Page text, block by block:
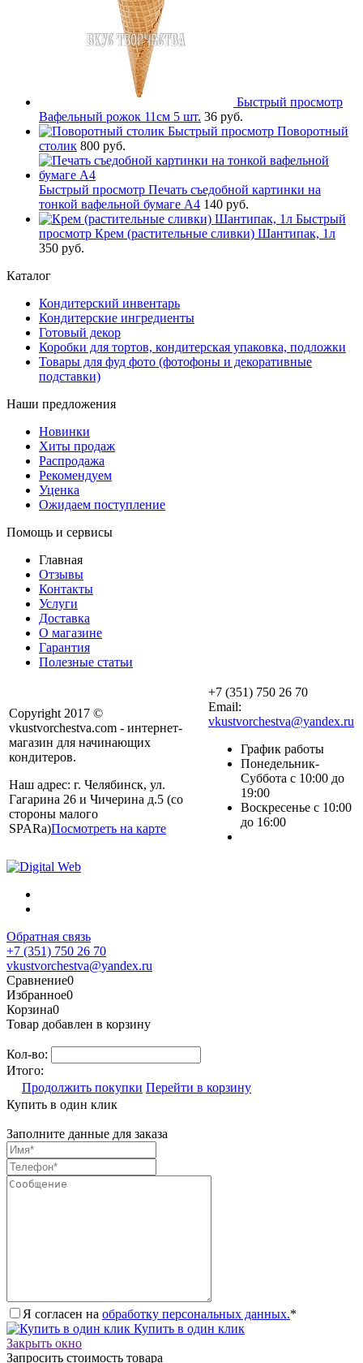
Быстрый просмотр
Вафельный рожок 11см 5 шт. 36 руб.
Быстрый просмотр Поворотный
столик 800 руб.
Быстрый просмотр Печать съедобной картинки на
тонкой вафельной бумаге А4 140 руб.
Быстрый
просмотр Крем (растительные сливки) Шантипак, 1л
350 руб.
Каталог
Кондитерский инвентарь
Кондитерские ингредиенты
Готовый декор
Коробки для тортов, кондитерская упаковка, подложки
Товары для фуд фото (фотофоны и декоративные
подставки)
Наши предложения
Новинки
Хиты продаж
Распродажа
Рекомендуем
Уценка
Ожидаем поступление
Помощь и сервисы
Главная
Отзывы
Контакты
Услуги
Доставка
О магазине
Гарантия
Полезные статьи
Copyright 2017 ©
vkustvorchestva.com - интернет-
магазин для начинающих
кондитеров.
Наш адрес: г. Челябинск, ул.
Гагарина 26 и Чичерина д.5 (со
стороны малого
SPARa)Посмотреть на карте
+7 (351) 750 26 70
Email:
vkustvorchestva@yandex.ru
График работы
Понедельник-
Суббота с 10:00 до
19:00
Воскресенье с 10:00
до 16:00
Обратная связь
+7 (351) 750 26 70
vkustvorchestva@yandex.ru
Сравнение0
Избранное0
Корзина0
Товар добавлен в корзину
Кол-во:
Итого:
Продолжить покупки Перейти в корзину
Купить в один клик
Заполните данные для заказа
Я согласен на обработку персональных данных.*
Купить в один клик
Закрыть окно
Запросить стоимость товара